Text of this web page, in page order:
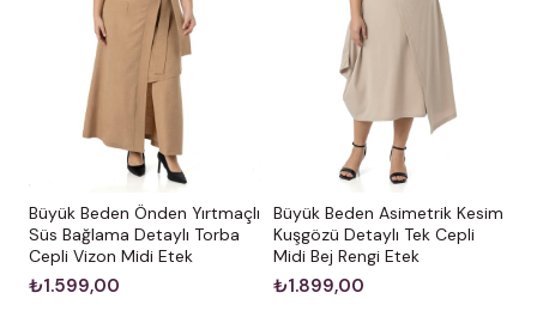
Büyük Beden Önden Yırtmaçlı
Süs Bağlama Detaylı Torba
Cepli Vizon Midi Etek
₺1.599,00
Büyük Beden Asimetrik Kesim
Kuşgözü Detaylı Tek Cepli
Midi Bej Rengi Etek
₺1.899,00